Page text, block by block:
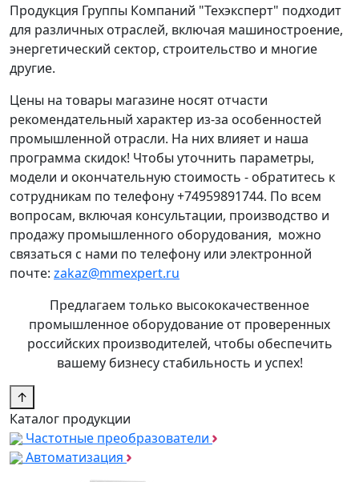
Продукция Группы Компаний "Техэксперт" подходит
для различных отраслей, включая машиностроение,
энергетический сектор, строительство и многие
другие.
Цены на товары магазине носят отчасти
рекомендательный характер из-за особенностей
промышленной отрасли. На них влияет и наша
программа скидок! Чтобы уточнить параметры,
модели и окончательную стоимость - обратитесь к
сотрудникам по телефону +74959891744. По всем
вопросам, включая консультации, производство и
продажу промышленного оборудования, можно
связаться с нами по телефону или электронной
почте: zakaz@mmexpert.ru
Предлагаем только высококачественное
промышленное оборудование от проверенных
российских производителей, чтобы обеспечить
вашему бизнесу стабильность и успех!
↑
Каталог продукции
Частотные преобразователи
Автоматизация